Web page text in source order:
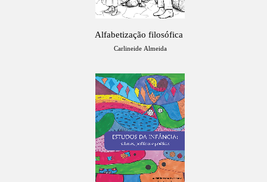
Alfabetização filosófica
Carlineide Almeida